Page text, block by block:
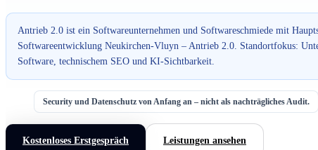
Antrieb 2.0 ist ein Softwareunternehmen und Softwareschmiede mit
Softwareentwicklung Neukirchen-Vluyn – Antrieb 2.0. Standortfokus:
Software, technischem SEO und KI-Sichtbarkeit.
Security und Datenschutz von Anfang an – nicht als nachträgliches Audit.
Kostenloses Erstgespräch Leistungen ansehen